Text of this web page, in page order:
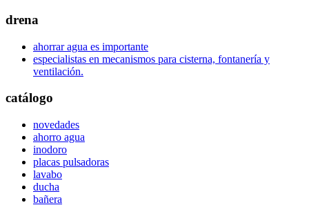
drena
ahorrar agua es importante
especialistas en mecanismos para cisterna, fontanería y
ventilación.
catálogo
novedades
ahorro agua
inodoro
placas pulsadoras
lavabo
ducha
bañera